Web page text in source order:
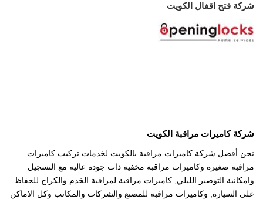
شركة فتح اقفال الكويت
شركة كاميرات مراقبة الكويت
نحن أفضل شركة كاميرات مراقبة بالكويت لخدمات تركيب كاميرات
مراقبة صغيرة وكاميرات مراقبة مخفية ذات جودة عالية مع التسجيل
وامكانية التوصير الليلي, كاميرات مراقبة لمراقبة الخدم والكراج للحفاظ
على السيارة, وكاميرات مراقبة للمصنع والشركات والمكاتب وكل الاماكن